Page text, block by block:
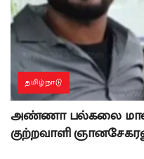
தமிழ்நாடு
அண்ணா பல்கலை
குற்றவாளி